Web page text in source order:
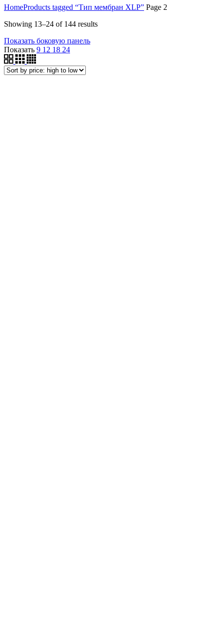
HomeProducts tagged “Тип мембран XLP” Page 2
Showing 13–24 of 144 results
Показать боковую панель
Показать 9 12 18 24